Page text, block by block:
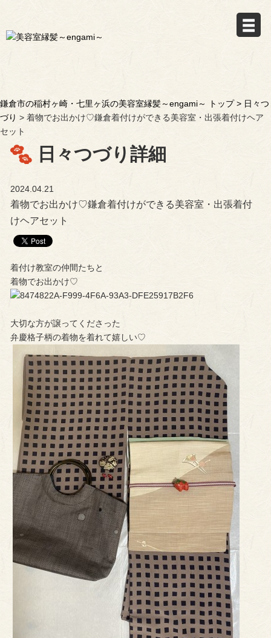
鎌倉市の稲村ヶ崎・七里ヶ浜の美容室縁髪～engami～ トップ > 日々つ
づり > 着物でお出かけ♡︎鎌倉着付けができる美容室・出張着付けヘア
セット
日々つづり詳細
2024.04.21
着物でお出かけ♡︎鎌倉着付けができる美容室・出張着付
けヘアセット
着付け教室の仲間たちと
着物でお出かけ♡︎
大切な方が譲ってくださった
弁慶格子柄の着物を着れて嬉しい♡︎